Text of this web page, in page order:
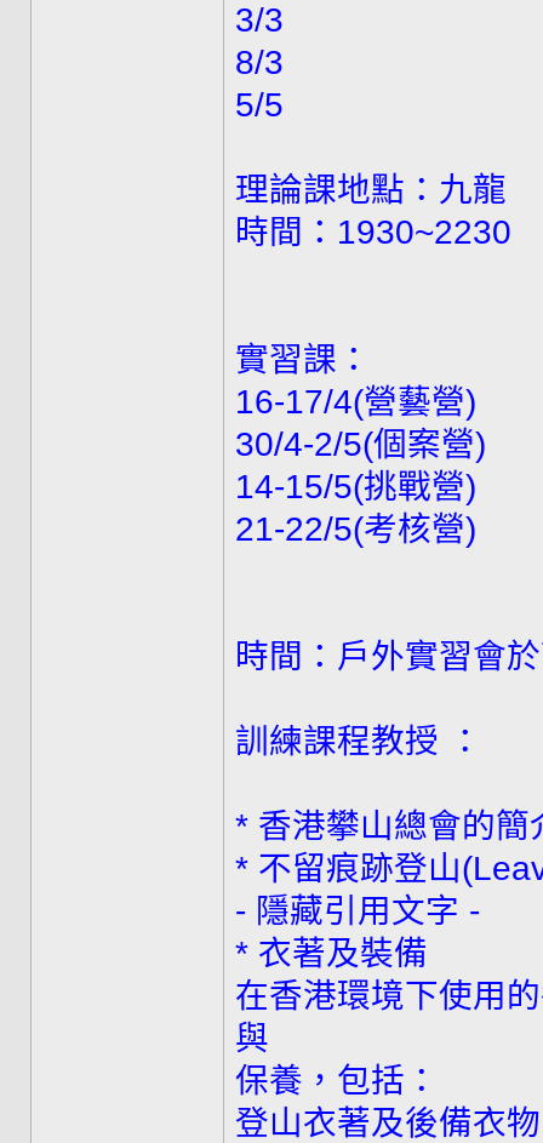
3/3
8/3
5/5
理論課地點：九龍
時間：1930~2230
實習課：
16-17/4(營藝營)
30/4-2/5(個案營)
14-15/5(挑戰營)
21-22/5(考核營)
時間：戶外實習會
訓練課程教授 ：
* 香港攀山總會的
* 不留痕跡登山
- 隱藏引用文字 -
* 衣著及裝備
在香港環境下使用
與
保養，包括：
登山衣著及後備衣物